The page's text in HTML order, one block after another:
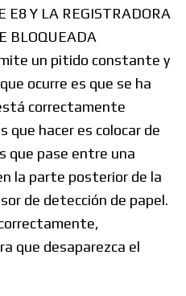
E8 Y LA REGISTRADORA
BLOQUEADA
un pitido constante y
ocurre es que se ha
correctamente
que hacer es colocar de
que pase entre una
la parte posterior de la
de detección de papel.
que desaparezca el